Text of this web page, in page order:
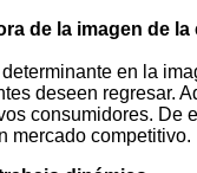
de la imagen de la
en la
deseen regresar.
consumidores. De
mercado competitivo.